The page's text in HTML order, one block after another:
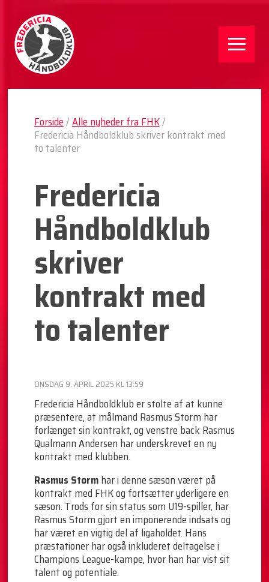
Forside/Alle nyheder fra FHK/
Fredericia Håndboldklub skriver kontrakt med
to talenter
Fredericia
Håndboldklub
skriver
kontrakt med
to talenter
ONSDAG 9. APRIL 2025 KL 13:59
Fredericia Håndboldklub er stolte af at kunne
præsentere, at målmand Rasmus Storm har
forlænget sin kontrakt, og venstre back Rasmus
Qualmann Andersen har underskrevet en ny
kontrakt med klubben.
Rasmus Stormhar i denne sæson været på
kontrakt med FHK og fortsætter yderligere en
sæson. Trods for sin status som U19-spiller, har
Rasmus Storm gjort en imponerende indsats og
har været en vigtig del af ligaholdet. Hans
præstationer har også inkluderet deltagelse i
Champions League-kampe, hvor han har vist sit
talent og potentiale.